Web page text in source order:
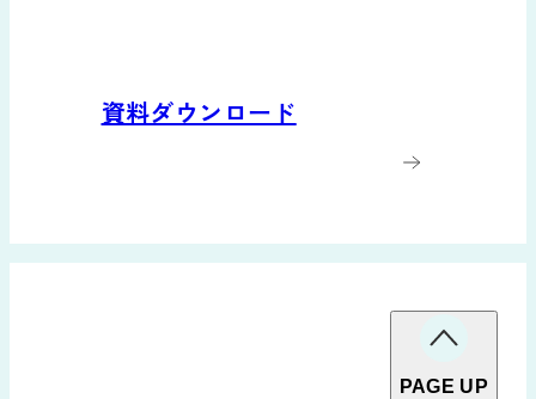
資料ダウンロード
PAGE UP